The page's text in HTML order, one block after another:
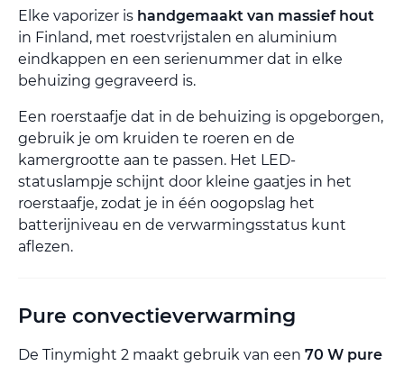
Elke vaporizer is handgemaakt van massief hout
in Finland, met roestvrijstalen en aluminium
eindkappen en een serienummer dat in elke
behuizing gegraveerd is.
Een roerstaafje dat in de behuizing is opgeborgen,
gebruik je om kruiden te roeren en de
kamergrootte aan te passen. Het LED-
statuslampje schijnt door kleine gaatjes in het
roerstaafje, zodat je in één oogopslag het
batterijniveau en de verwarmingsstatus kunt
aflezen.
Pure convectieverwarming
De Tinymight 2 maakt gebruik van een 70 W pure